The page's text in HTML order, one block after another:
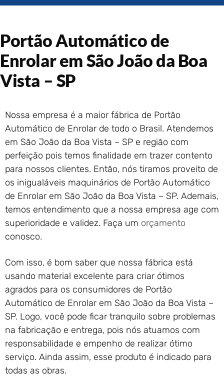
Portão de Garagem de
Enrolar em Petrópolis – RJ
Portão de Garagem de
Enrolar em Paraty – RJ
Portão de Garagem de
Enrolar em Nova Friburgo –
RJ
Portão Automático de
Enrolar em São João da Boa
Vista – SP
Nossa empresa é a maior fábrica de Portão
Automático de Enrolar de todo o Brasil. Atendemos
em São João da Boa Vista – SP e região com
perfeição pois temos finalidade em trazer contento
para nossos clientes. Então, nós tiramos proveito de
os inigualáveis maquinários de Portão Automático
de Enrolar em São João da Boa Vista – SP. Ademais,
temos entendimento que a nossa empresa age com
superioridade e validez. Faça um orçamento
conosco.
Com isso, é bom saber que nossa fábrica está
usando material excelente para criar ótimos
agrados para os consumidores de Portão
Automático de Enrolar em São João da Boa Vista –
SP. Logo, você pode ficar tranquilo sobre problemas
na fabricação e entrega, pois nós atuamos com
responsabilidade e empenho de realizar ótimo
serviço. Ainda assim, esse produto é indicado para
todas as obras.